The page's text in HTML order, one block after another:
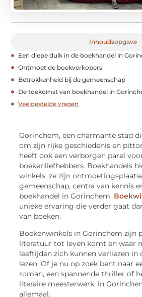
Inhoudsopgave
Een diepe duik in de boekhandel in
Ontmoet de boekverkopers
Betrokkenheid bij de gemeenschap
De toekomst van boekhandel in
Veelgestelde vragen
Gorinchem, een charmante stad
om zijn rijke geschiedenis en
heeft ook een verborgen parel
boekenliefhebbers. Boekhandels
winkels; ze zijn
gemeenschap, centra van kennis
boekhandel in Gorinchem.
unieke ervaring die verder gaat
van boeken.
Boekenwinkels in Gorinchem zijn
literatuur tot leven komt en waar
leeftijden zich kunnen verliezen in
lezen. Of je nu op zoek bent naar
roman, een spannende thriller of
literaire meesterwerk, in
allemaal.